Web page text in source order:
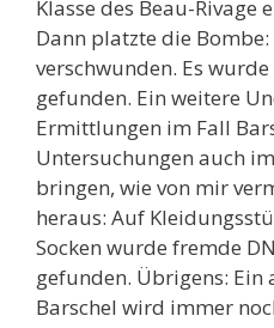
Klasse des Beau-Rivage
Dann platzte die
verschwunden. Es
gefunden. Ein weitere
Ermittlungen im Fall
Untersuchungen auch
bringen, wie von mir
heraus: Auf
Socken wurde fremde
gefunden. Übrigens: Ein
Barschel wird immer